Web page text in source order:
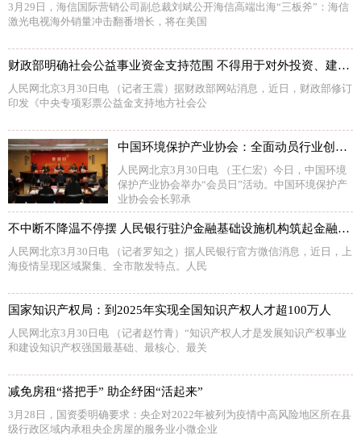
3月29日，海信国际营销公司副总裁刘斌公开海信高端出海“三板斧”：海信
激光电视海外销量冲击翻番增长，将在美国
财政部明确社会公益事业资金支持范围 不得用于对外投资、建设楼堂馆所等
人民网北京3月30日电 （记者王震）据财政部网站消息，近日，财政部修订
印发《中央专项彩票公益金支持地方社会公
中国环境保护产业协会：全面动员行业创新资源 培育“绿色”创新能力
人民网北京3月30日电 （王仁宏）今日，中国环境
保护产业协会举办“会员日”活动。中国环境保护产
业协会会长郭承
不中断不降温不停摆 人民银行驻沪金融基础设施机构筑起金融抗疫防线
人民网北京3月30日电 （记者罗知之）据人民银行官方微信消息，近日，上
海疫情呈现区域聚集、全市散发特点。人民
国家知识产权局：到2025年实现全国知识产权人才超100万人
人民网北京3月30日电 （记者赵竹青）“知识产权人才是发展知识产权事业
和建设知识产权强国最基础、最核心、最关
减免房租“搭把手” 助企纾困“活起来”
3月28日，国资委明确要求：央企对2022年被列为疫情中高风险地区所在县
级行政区域内承租央企房屋的服务业小微企业